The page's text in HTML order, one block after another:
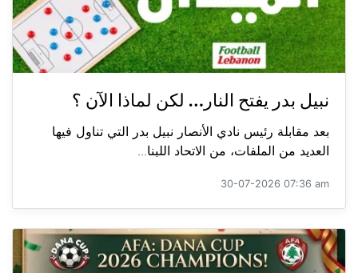
نبيل بدر يفتح النار… لكن لماذا الآن ؟
بعد مقابلة رئيس نادي الأنصار نبيل بدر التي تناول فيها
العديد من الملفات، من الاتحاد اللبنا...
30-07-2026 07:36 am